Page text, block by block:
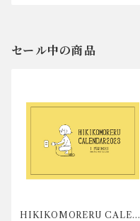
セール中の商品
HIKIKOMORERU CALEN